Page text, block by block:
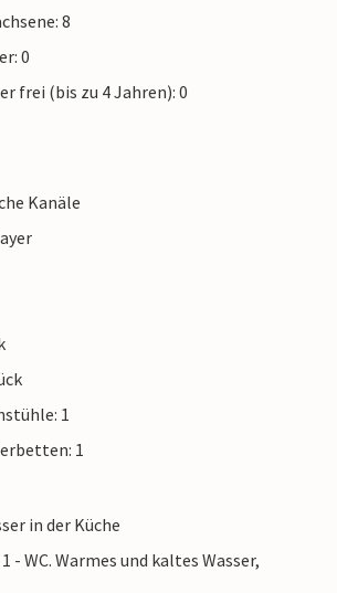
8
0
frei (bis zu 4 Jahren): 0
Kanäle
1
1
in der Küche
- WC. Warmes und kaltes Wasser,